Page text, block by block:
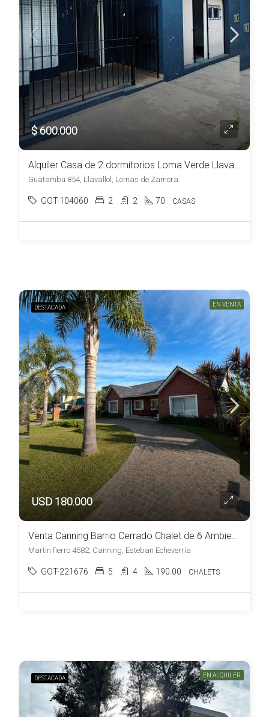
$ 600.000
Alquiler Casa de 2 dormitorios Loma Verde Llavallol
Guatambu 854, Llavallol, Lomas de Zamora
GOT-104060 2 2 70 CASAS
DESTACADA EN VENTA
USD 180.000
Venta Canning Barrio Cerrado Chalet de 6 Ambientes Lote de 1080 m2 Super Completa c/Piscina
Martin fierro 4582, Canning, Esteban Echeverría
GOT-221676 5 4 190.00 CHALETS
DESTACADA EN ALQUILER